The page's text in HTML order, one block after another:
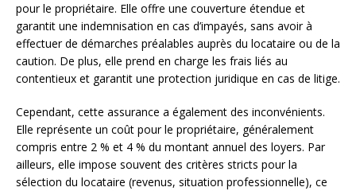
pour le propriétaire. Elle offre une couverture étendue et
garantit une indemnisation en cas d’impayés, sans avoir à
effectuer de démarches préalables auprès du locataire ou de la
caution. De plus, elle prend en charge les frais liés au
contentieux et garantit une protection juridique en cas de litige.
Cependant, cette assurance a également des inconvénients.
Elle représente un coût pour le propriétaire, généralement
compris entre 2 % et 4 % du montant annuel des loyers. Par
ailleurs, elle impose souvent des critères stricts pour la
sélection du locataire (revenus, situation professionnelle), ce